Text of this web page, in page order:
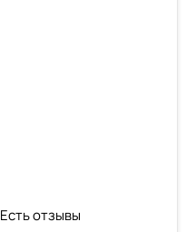
Есть отзывы